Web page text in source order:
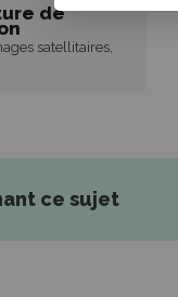
de
satellitaires,
ce sujet